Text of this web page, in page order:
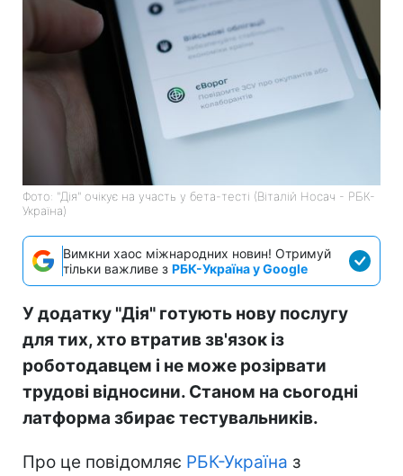
Фото: "Дія" очікує на участь у бета-тесті (Віталій Носач - РБК-
Україна)
Вимкни хаос міжнародних новин! Отримуй
тільки важливе з РБК-Україна у Google
У додатку "Дія" готують нову послугу
для тих, хто втратив зв'язок із
роботодавцем і не може розірвати
трудові відносини. Станом на сьогодні
латформа збирає тестувальників.
Про це повідомляє РБК-Україна з